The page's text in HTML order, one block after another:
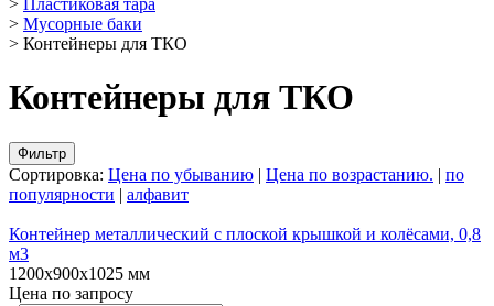
>
Пластиковая тара
> Мусорные баки
> Контейнеры для ТКО
Контейнеры для ТКО
Фильтр
Сортировка: Цена по убыванию | Цена по возрастанию. | по
популярности | алфавит
Контейнер металлический с плоской крышкой и колёсами, 0,8
м3
1200х900х1025 мм
Цена по запросу